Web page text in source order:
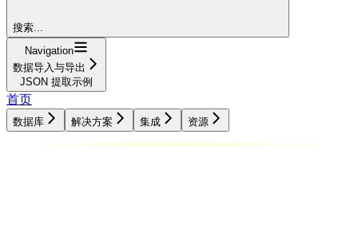
搜索...
Navigation
数据导入与导出
JSON 提取示例
首页
数据库 解决方案 集成 资源